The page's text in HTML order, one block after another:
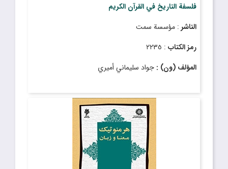
فلسفة التاريخ في القرآن الكريم
الناشر : مؤسسة سمت
رمز الكتاب : ٢٢٣٥
المؤلف (ون) : جواد سليماني أميري